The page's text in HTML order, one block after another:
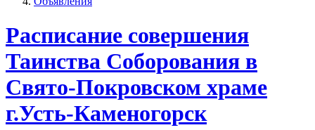
Расписание совершения
Таинства Соборования в
Свято-Покровском храме
г.Усть-Каменогорск